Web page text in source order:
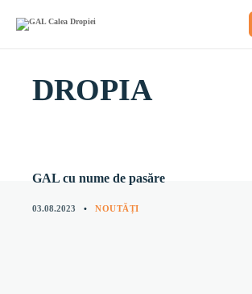
DROPIA
GAL cu nume de pasăre
03.08.2023 NOUTĂȚI